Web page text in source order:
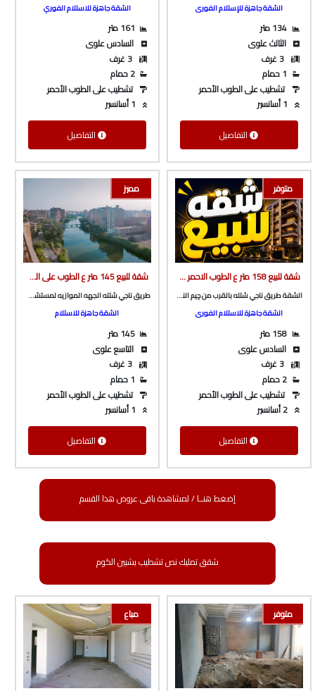
الشقة جاهزة للإستلام الفورى
134 متر
الثالث علوى
1 حمام
تشطيب على الطوب الأحمر
التفاصيل
الشقة جاهزة للاستلام الفوري
161 متر
السادس علوى
3 غرف
2 حمام
تشطيب على الطوب الأحمر
التفاصيل
متوفر
شقة للبيع 158 متر ع الطوب الاحمر طريق ناجي شتله بالقرب من چيم النعماني من الوسيط العقارية بشبين الكوم
الشقة طريق ناجي شتله بالقرب من چيم النعماني
الشقة جاهزة للاستلام الفورى
158 متر
السادس علوى
2 حمام
تشطيب على الطوب الأحمر
التفاصيل
مميز
شقة للبيع 145 متر ع الطوب على الشارع الرئيسى و البحر مباشرة ف برج بأسانسير ع طريق ناجي شتله الرئيسى من شركة الوسيط العقارية بشبين الكوم
طريق ناجي شتله الجهه الموازيه لمستشفى القصر و كوبري امومه
الشقة جاهزة للاستلام
145 متر
التاسع علوى
3 غرف
1 حمام
تشطيب على الطوب الأحمر
التفاصيل
إضغط هنــا / لمشاهدة باقى عروض هذا القسم
شقق تمليك نص تشطيب بشبين الكوم
متوفر مباع